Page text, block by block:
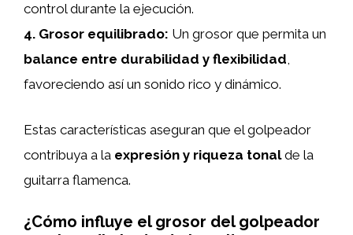
control durante la ejecución.
4. Grosor equilibrado: Un grosor que permita un
balance entre durabilidad y flexibilidad,
favoreciendo así un sonido rico y dinámico.
Estas características aseguran que el golpeador
contribuya a la expresión y riqueza tonalde la
guitarra flamenca.
¿Cómo influye el grosor del golpeador